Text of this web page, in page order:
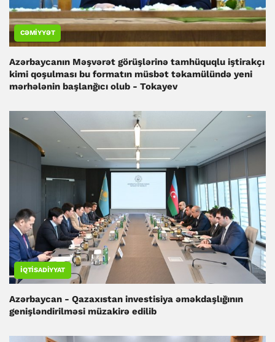
CƏMIYYƏT
Azərbaycanın Məşvərət görüşlərinə tamhüquqlu iştirakçı
kimi qoşulması bu formatın müsbət təkamülündə yeni
mərhələnin başlanğıcı olub - Tokayev
İQTISADIYYAT
Azərbaycan - Qazaxıstan investisiya əməkdaşlığının
genişləndirilməsi müzakirə edilib